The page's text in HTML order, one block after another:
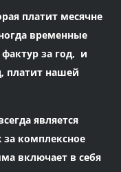
платит месячне
временные
за год, и
платит нашей
является
комплексное
включает в себя